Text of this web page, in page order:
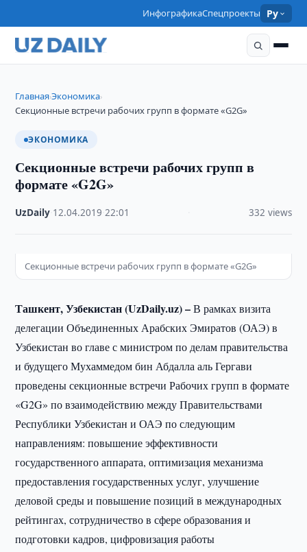
ИнфографикаСпецпроекты Ру
Главная›Экономика›
Секционные встречи рабочих групп в формате «G2G»
ЭКОНОМИКА
Секционные встречи рабочих групп в
формате «G2G»
UzDaily 12.04.2019 ·22:01 332 views
Секционные встречи рабочих групп в формате «G2G»
Ташкент, Узбекистан (UzDaily.uz) –В рамках визита
делегации Объединенных Арабских Эмиратов (ОАЭ) в
Узбекистан во главе с министром по делам правительства
и будущего Мухаммедом бин Абдалла аль Гергави
проведены секционные встречи Рабочих групп в формате
«G2G» по взаимодействию между Правительствами
Республики Узбекистан и ОАЭ по следующим
направлениям: повышение эффективности
государственного аппарата, оптимизация механизма
предоставления государственных услуг, улучшение
деловой среды и повышение позиций в международных
рейтингах, сотрудничество в сфере образования и
подготовки кадров, цифровизация работы